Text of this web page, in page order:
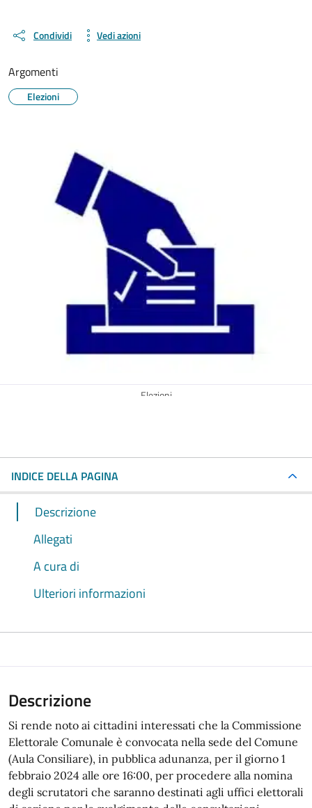
Condividi Vedi azioni
Argomenti
Elezioni
Elezioni
INDICE DELLA PAGINA
Descrizione
Allegati
A cura di
Ulteriori informazioni
Descrizione
Si rende noto ai cittadini interessati che la Commissione
Elettorale Comunale è convocata nella sede del Comune
(Aula Consiliare), in pubblica adunanza, per il giorno 1
febbraio 2024 alle ore 16:00, per procedere alla nomina
degli scrutatori che saranno destinati agli uffici elettorali